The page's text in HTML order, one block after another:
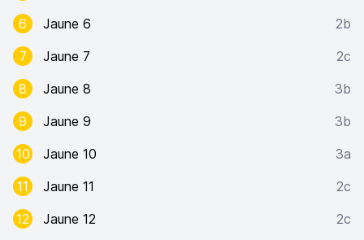
6
Jaune 6
2b
7
Jaune 7
2c
8
Jaune 8
3b
9
Jaune 9
3b
10
Jaune 10
3a
11
Jaune 11
2c
12
Jaune 12
2c